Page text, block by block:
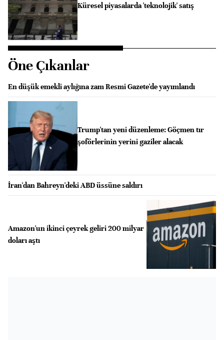
Küresel piyasalarda 'teknolojik' satış
Öne Çıkanlar
En düşük emekli aylığına zam Resmi Gazete'de yayımlandı
Trump'tan yeni düzenleme: Göçmen tır
şoförlerinin yerini gaziler alacak
İran'dan Bahreyn'deki ABD üssüne saldırı
Amazon'un ikinci çeyrek geliri 200 milyar
doları aştı